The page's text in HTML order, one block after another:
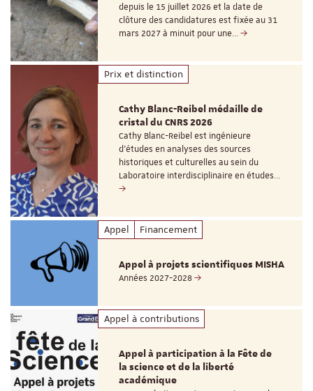
depuis le 15 juillet 2026 et la date de
clôture des candidatures est fixée au 31
mars 2027 à minuit pour une…
Prix et distinction
Cathy Blanc-Reibel médaille de
cristal du CNRS 2026
Cathy Blanc-Reibel est ingénieure
d’études en analyses des sources
historiques et culturelles au sein du
Laboratoire interdisciplinaire en études…
Appel Financement
Appel à projets scientifiques MISHA
Années 2027-2028
Appel à contributions
Appel à participation à la Fête de
la science et de la liberté
académique